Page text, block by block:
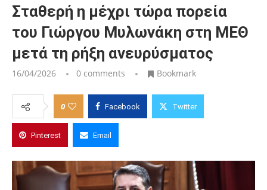
Σταθερή η μέχρι τώρα πορεία
του Γιώργου Μυλωνάκη στη ΜΕΘ
μετά τη ρήξη ανευρύσματος
16/04/2026 0 comments Bookmark
0 Facebook Twitter
Pinterest Email